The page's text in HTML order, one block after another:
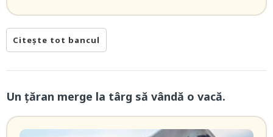
Citește tot bancul
Un țăran merge la târg să vândă o vacă.